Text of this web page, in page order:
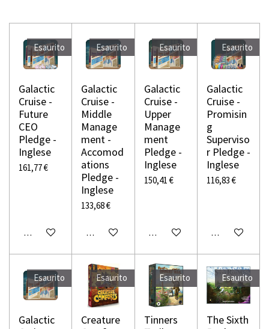
Esaurito
Galactic
Cruise -
Future
CEO
Pledge -
Inglese
161,77 €
Avvisami quando disponibile
Esaurito
Galactic
Cruise -
Middle
Manage
ment -
Accomod
ations
Pledge -
Inglese
133,68 €
Avvisami quando disponibile
Esaurito
Galactic
Cruise -
Upper
Manage
ment
Pledge -
Inglese
150,41 €
Avvisami quando disponibile
Esaurito
Galactic
Cruise -
Promisin
g
Superviso
r Pledge -
Inglese
116,83 €
Avvisami
Esaurito
Galactic
Esaurito
Creature
Esaurito
Tinners
Esaurito
The Sixth